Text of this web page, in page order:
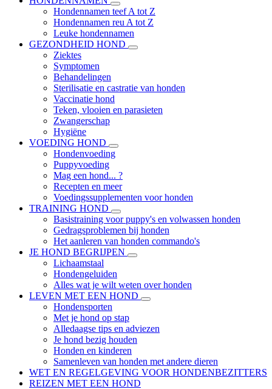
Hondennamen teef A tot Z
Hondennamen reu A tot Z
Leuke hondennamen
GEZONDHEID HOND
Ziektes
Symptomen
Behandelingen
Sterilisatie en castratie van honden
Vaccinatie hond
Teken, vlooien en parasieten
Zwangerschap
Hygiëne
VOEDING HOND
Hondenvoeding
Puppyvoeding
Mag een hond... ?
Recepten en meer
Voedingssupplementen voor honden
TRAINING HOND
Basistraining voor puppy's en volwassen honden
Gedragsproblemen bij honden
Het aanleren van honden commando's
JE HOND BEGRIJPEN
Lichaamstaal
Hondengeluiden
Alles wat je wilt weten over honden
LEVEN MET EEN HOND
Hondensporten
Met je hond op stap
Alledaagse tips en adviezen
Je hond bezig houden
Honden en kinderen
Samenleven van honden met andere dieren
WET EN REGELGEVING VOOR HONDENBEZITTERS
REIZEN MET EEN HOND